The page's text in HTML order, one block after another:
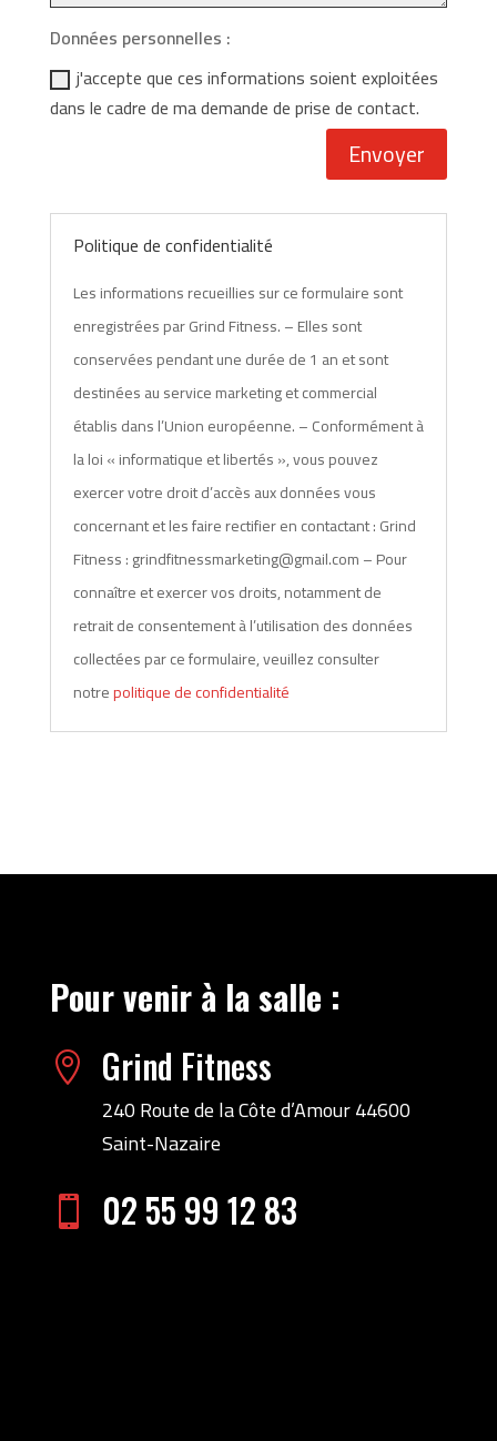
Données personnelles :
j'accepte que ces informations soient exploitées
dans le cadre de ma demande de prise de contact.
Envoyer
Politique de confidentialité
Les informations recueillies sur ce formulaire sont
enregistrées par Grind Fitness. – Elles sont
conservées pendant une durée de 1 an et sont
destinées au service marketing et commercial
établis dans l’Union européenne. – Conformément à
la loi « informatique et libertés », vous pouvez
exercer votre droit d’accès aux données vous
concernant et les faire rectifier en contactant : Grind
Fitness : grindfitnessmarketing@gmail.com – Pour
connaître et exercer vos droits, notamment de
retrait de consentement à l’utilisation des données
collectées par ce formulaire, veuillez consulter
notrepolitique de confidentialité
Pour venir à la salle :
 Grind Fitness
240 Route de la Côte d’Amour 44600
Saint-Nazaire
 02 55 99 12 83